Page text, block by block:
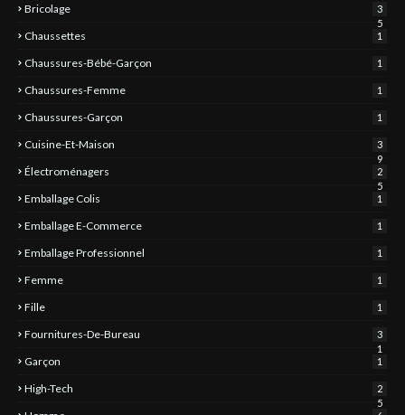
Bricolage
3
5
Chaussettes 1
Chaussures-Bébé-Garçon 1
Chaussures-Femme 1
Chaussures-Garçon 1
Cuisine-Et-Maison
3
9
Électroménagers
2
5
Emballage Colis 1
Emballage E-Commerce 1
Emballage Professionnel 1
Femme 1
Fille 1
Fournitures-De-Bureau
3
1
Garçon 1
High-Tech
2
5